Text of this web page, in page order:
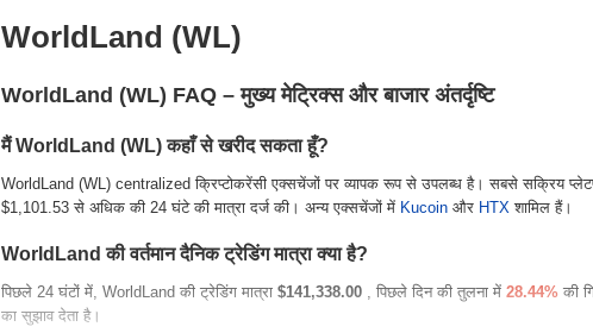
WorldLand (WL)
WorldLand (WL) FAQ – मुख्य मेट्रिक्स और बाजार अंतर्दृष्टि
मैं WorldLand (WL) कहाँ से खरीद सकता हूँ?
WorldLand (WL) centralized क्रिप्टोकरेंसी एक्सचेंजों पर व्यापक रूप से उपलब्ध है। सबसे सक्रिय
$1,101.53 से अधिक की 24 घंटे की मात्रा दर्ज की। अन्य एक्सचेंजों में Kucoin और HTX शामिल हैं।
WorldLand की वर्तमान दैनिक ट्रेडिंग मात्रा क्या है?
पिछले 24 घंटों में, WorldLand की ट्रेडिंग मात्रा $141,338.00 , पिछले दिन की तुलना में 28.44% की
का सुझाव देता है।